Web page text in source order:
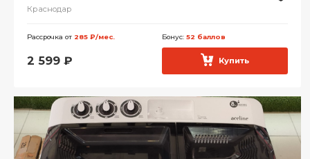
Краснодар
Рассрочка от 285 ₽/мес. Бонус: 52 баллов
2 599 ₽ Купить